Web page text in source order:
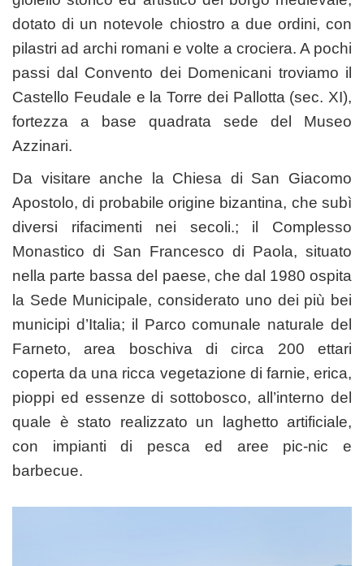
dotato di un notevole chiostro a due ordini, con
pilastri ad archi romani e volte a crociera. A pochi
passi dal Convento dei Domenicani troviamo il
Castello Feudale e la Torre dei Pallotta (sec. XI),
fortezza a base quadrata sede del Museo
Azzinari.
Da visitare anche la Chiesa di San Giacomo
Apostolo, di probabile origine bizantina, che subì
diversi rifacimenti nei secoli.; il Complesso
Monastico di San Francesco di Paola, situato
nella parte bassa del paese, che dal 1980 ospita
la Sede Municipale, considerato uno dei più bei
municipi d’Italia; il Parco comunale naturale del
Farneto, area boschiva di circa 200 ettari
coperta da una ricca vegetazione di farnie, erica,
pioppi ed essenze di sottobosco, all’interno del
quale è stato realizzato un laghetto artificiale,
con impianti di pesca ed aree pic-nic e
barbecue.